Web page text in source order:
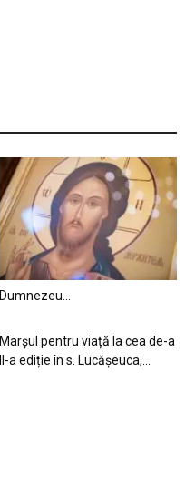
Dumnezeu…
Marșul pentru viață la cea de-a
II-a ediție în s. Lucășeuca,...